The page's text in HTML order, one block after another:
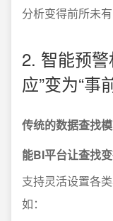
分析变得前所未有
2. 智能预
应”变为“事
传统的数据查找
能BI平台让查找
支持灵活设置各
如：